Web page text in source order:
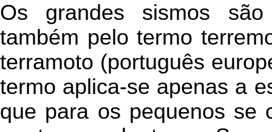
Os grandes sismos são
também pelo termo
terramoto (português
termo aplica-se apenas a
que para os pequenos se